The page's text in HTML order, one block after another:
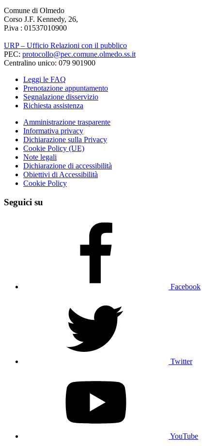
Comune di Olmedo
Corso J.F. Kennedy, 26,
P.iva : 01537010900
URP – Ufficio Relazioni con il pubblico
PEC: protocollo@pec.comune.olmedo.ss.it
Centralino unico: 079 901900
Leggi le FAQ
Prenotazione appuntamento
Segnalazione disservizio
Richiesta assistenza
Amministrazione trasparente
Informativa privacy
Dichiarazione sulla Privacy
Cookie Policy (UE)
Note legali
Dichiarazione di accessibilità
Obiettivi di Accessibilità
Cookie Policy
Seguici su
Facebook
Twitter
YouTube